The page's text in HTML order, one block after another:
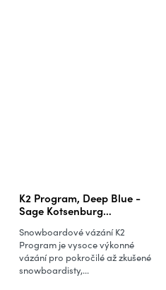
K2 Program, Deep Blue -
Sage Kotsenburg
(2024/25)
Snowboardové vázání K2
Program je vysoce výkonné
vázání pro pokročilé až zkušené
snowboardisty,...